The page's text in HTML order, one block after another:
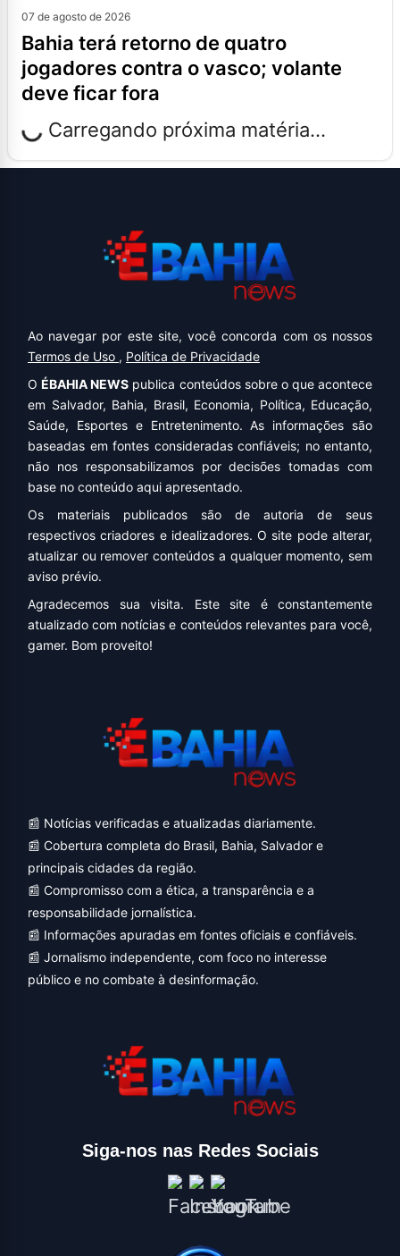
07 de agosto de 2026
bahia terá retorno de quatro
jogadores contra o vasco; volante
deve ficar fora
Carregando próxima matéria...
Ao navegar por este site, você concorda com os nossos
Termos de Uso , Política de Privacidade
OÉBAHIA NEWS publica conteúdos sobre o que acontece
em Salvador, Bahia, Brasil, Economia, Política, Educação,
Saúde, Esportes e Entretenimento. As informações são
baseadas em fontes consideradas confiáveis; no entanto,
não nos responsabilizamos por decisões tomadas com
base no conteúdo aqui apresentado.
Os materiais publicados são de autoria de seus
respectivos criadores e idealizadores. O site pode alterar,
atualizar ou remover conteúdos a qualquer momento, sem
aviso prévio.
Agradecemos sua visita. Este site é constantemente
atualizado com notícias e conteúdos relevantes para você,
gamer. Bom proveito!
📰 Notícias verificadas e atualizadas diariamente.
📰 Cobertura completa do Brasil, Bahia, Salvador e
principais cidades da região.
📰 Compromisso com a ética, a transparência e a
responsabilidade jornalística.
📰 Informações apuradas em fontes oficiais e confiáveis.
📰 Jornalismo independente, com foco no interesse
público e no combate à desinformação.
Siga-nos nas Redes Sociais